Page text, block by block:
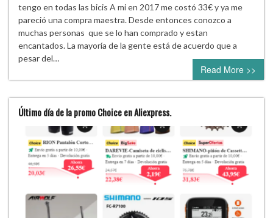
tengo en todas las bicis A mi en 2017 me costó 33€ y ya me
pareció una compra maestra. Desde entonces conozco a
muchas personas que se lo han comprado y estan
encantados. La mayoría de la gente está de acuerdo que a
pesar del…
Read More >>
Último día de la promo Choice en Aliexpress.